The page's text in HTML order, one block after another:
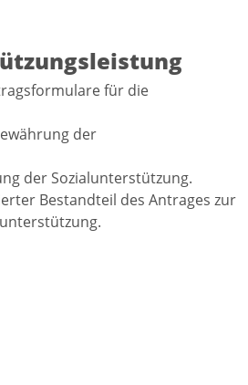
für die
der
der Sozialunterstützung.
Bestandteil des Antrages zur